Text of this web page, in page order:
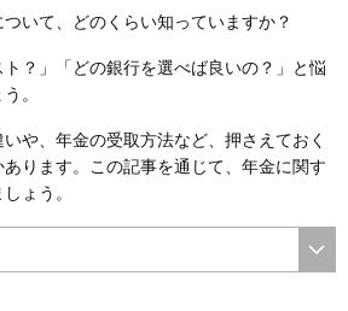
いて、どのくらい知っていますか？
ト？」「どの銀行を選べば良いの？」と悩
。
や、年金の受取方法など、押さえておく
ります。この記事を通じて、年金に関す
ょう。